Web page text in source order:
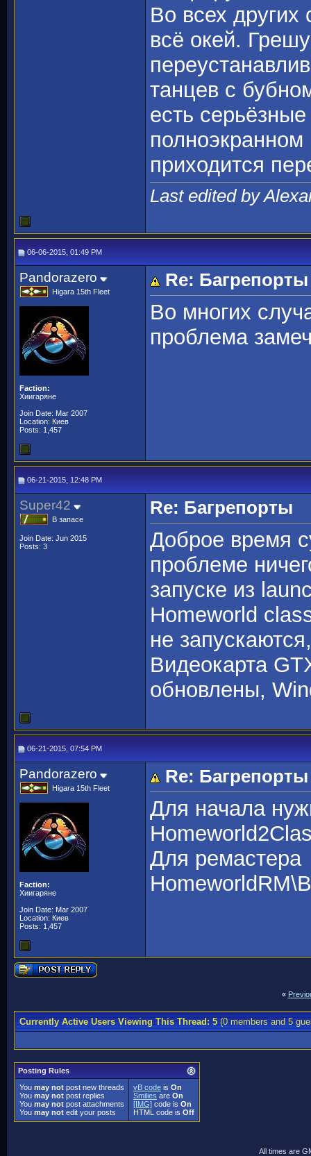
Во всех других
всё окей.
танцев с
есть
приходится
Last edited by
06-06-2015, 01:49 PM
Pandorazero
Higara 15th Fleet
Faction:
Хиигаряне
Join Date: Mar 2007
Location: Киев
Posts: 1,457
Re: Багрепорты
Во многих
проблема
06-21-2015, 12:48 PM
Super42
В запасе
Join Date: Jun 2015
Posts: 3
Re: Багрепорты
Доброе время
проблеме
запуске из
Homeworld
не
Видеокарта
обновлены,
06-21-2015, 07:54 PM
Pandorazero
Higara 15th Fleet
Faction:
Хиигаряне
Join Date: Mar 2007
Location: Киев
Posts: 1,457
Re: Багрепорты
Для начала
Для ремастера
«
Currently Active Users Viewing This Thread: 5(0 members and 5
Posting Rules
You may not post new threads
You may not post replies
You may not post attachments
You may not edit your posts
vB code is On
Smilies are On
[IMG] code is On
HTML code is Off
All times are